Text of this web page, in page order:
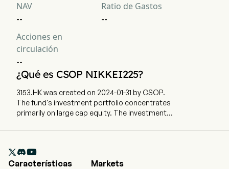
NAV
--
Ratio de Gastos
--
Acciones en
circulación
--
¿Qué es CSOP NIKKEI225?
3153.HK was created on 2024-01-31 by CSOP.
The fund's investment portfolio concentrates
primarily on large cap equity. The investment
correspond to the performance of the Nikkei
Stock Average Index (net total return version)

Características
Markets